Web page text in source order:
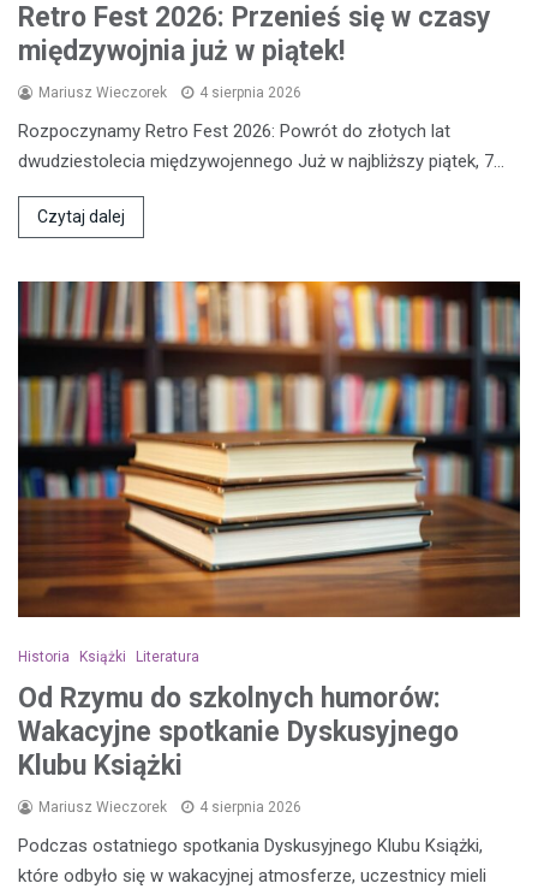
Retro Fest 2026: Przenieś się w czasy
międzywojnia już w piątek!
Mariusz Wieczorek 4 sierpnia 2026
Rozpoczynamy Retro Fest 2026: Powrót do złotych lat
dwudziestolecia międzywojennego Już w najbliższy piątek, 7…
Czytaj dalej
Historia Książki Literatura
Od Rzymu do szkolnych humorów:
Wakacyjne spotkanie Dyskusyjnego
Klubu Książki
Mariusz Wieczorek 4 sierpnia 2026
Podczas ostatniego spotkania Dyskusyjnego Klubu Książki,
które odbyło się w wakacyjnej atmosferze, uczestnicy mieli